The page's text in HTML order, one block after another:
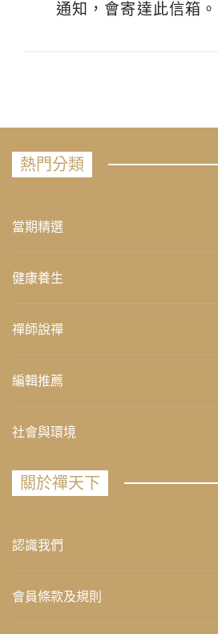
通知，會寄達此信箱。
熱門分類
當期精選
健康養生
禪師說禪
編輯推薦
社會與環境
關於禪天下
認識我們
會員條款及規則